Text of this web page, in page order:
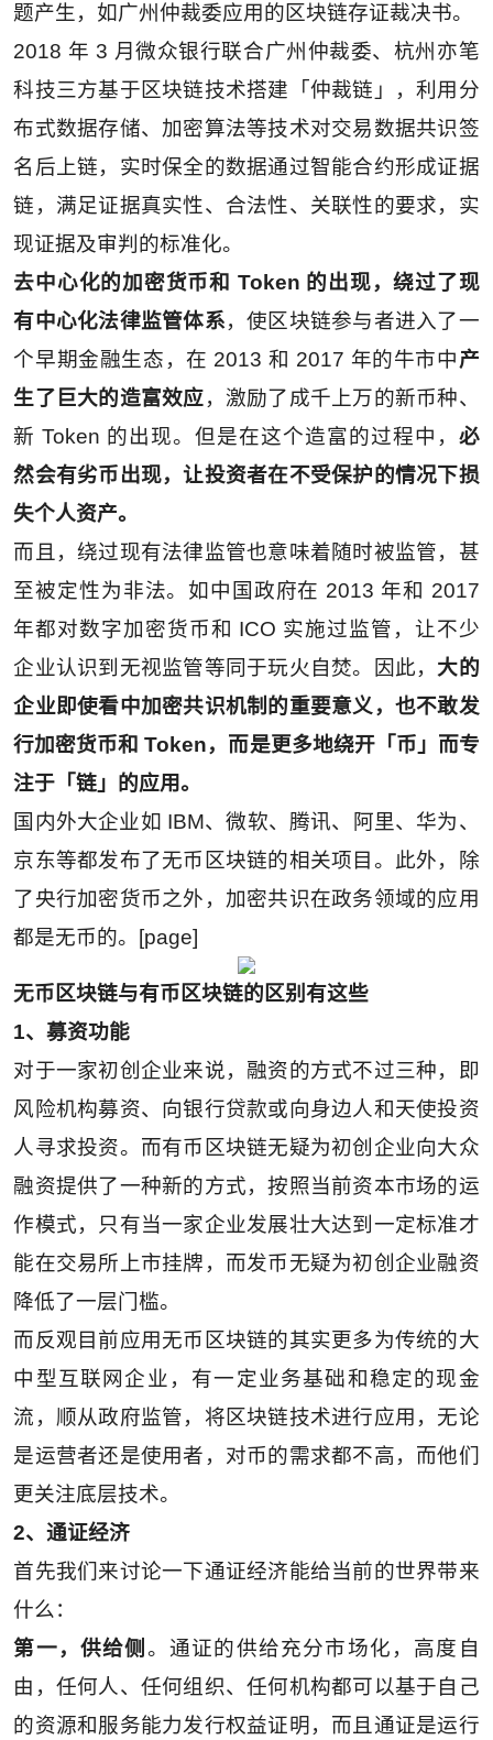
题产生，如广州仲裁委应用的区块链存证裁决书。
2018 年 3 月微众银行联合广州仲裁委、杭州亦笔
科技三方基于区块链技术搭建「仲裁链」，利用分
布式数据存储、加密算法等技术对交易数据共识签
名后上链，实时保全的数据通过智能合约形成证据
链，满足证据真实性、合法性、关联性的要求，实
现证据及审判的标准化。
去中心化的加密货币和 Token 的出现，绕过了现
有中心化法律监管体系，使区块链参与者进入了一
个早期金融生态，在 2013 和 2017 年的牛市中产
生了巨大的造富效应，激励了成千上万的新币种、
新 Token 的出现。但是在这个造富的过程中， 必
然会有劣币出现，让投资者在不受保护的情况下损
失个人资产。
而且，绕过现有法律监管也意味着随时被监管，甚
至被定性为非法。如中国政府在 2013 年和 2017
年都对数字加密货币和 ICO 实施过监管，让不少
企业认识到无视监管等同于玩火自焚。因此， 大的
企业即使看中加密共识机制的重要意义，也不敢发
行加密货币和 Token，而是更多地绕开「币」而专
注于「链」的应用。
国内外大企业如 IBM、微软、腾讯、阿里、华为、
京东等都发布了无币区块链的相关项目。此外，除
了央行加密货币之外，加密共识在政务领域的应用
都是无币的。[page]
无币区块链与有币区块链的区别有这些
1、募资功能
对于一家初创企业来说，融资的方式不过三种，即
风险机构募资、向银行贷款或向身边人和天使投资
人寻求投资。而有币区块链无疑为初创企业向大众
融资提供了一种新的方式，按照当前资本市场的运
作模式，只有当一家企业发展壮大达到一定标准才
能在交易所上市挂牌，而发币无疑为初创企业融资
降低了一层门槛。
而反观目前应用无币区块链的其实更多为传统的大
中型互联网企业，有一定业务基础和稳定的现金
流，顺从政府监管，将区块链技术进行应用，无论
是运营者还是使用者，对币的需求都不高，而他们
更关注底层技术。
2、通证经济
首先我们来讨论一下通证经济能给当前的世界带来
什么：
第一，供给侧 。通证的供给充分市场化，高度自
由，任何人、任何组织、任何机构都可以基于自己
的资源和服务能力发行权益证明，而且通证是运行